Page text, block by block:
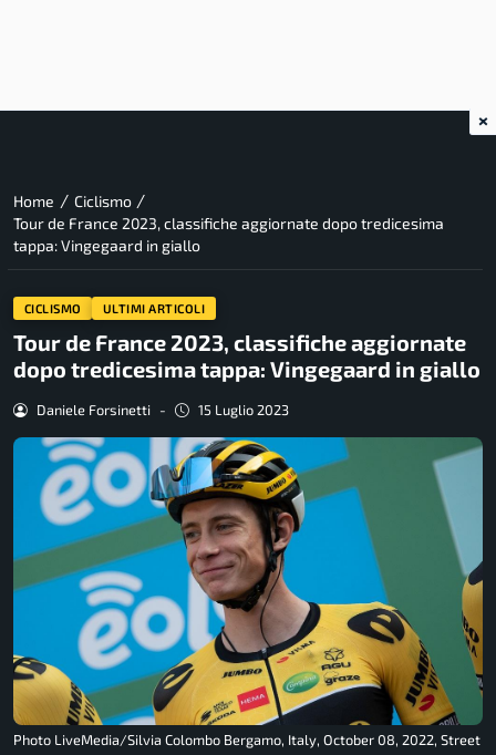
Home / Ciclismo /
Tour de France 2023, classifiche aggiornate dopo tredicesima
tappa: Vingegaard in giallo
CICLISMO ULTIMI ARTICOLI
Tour de France 2023, classifiche aggiornate
dopo tredicesima tappa: Vingegaard in giallo
Daniele Forsinetti - 15 Luglio 2023
Photo LiveMedia/Silvia Colombo Bergamo, Italy, October 08, 2022, Street
×